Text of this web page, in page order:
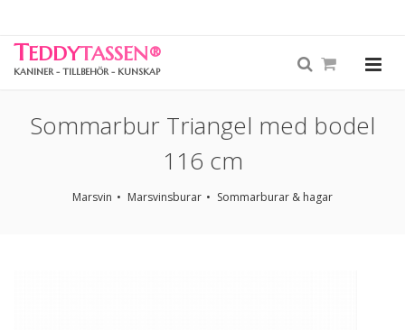
TEDDYTASSEN®
KANINER - TILLBEHÖR - KUNSKAP
Sommarbur Triangel med bodel
116 cm
Marsvin Marsvinsburar Sommarburar & hagar